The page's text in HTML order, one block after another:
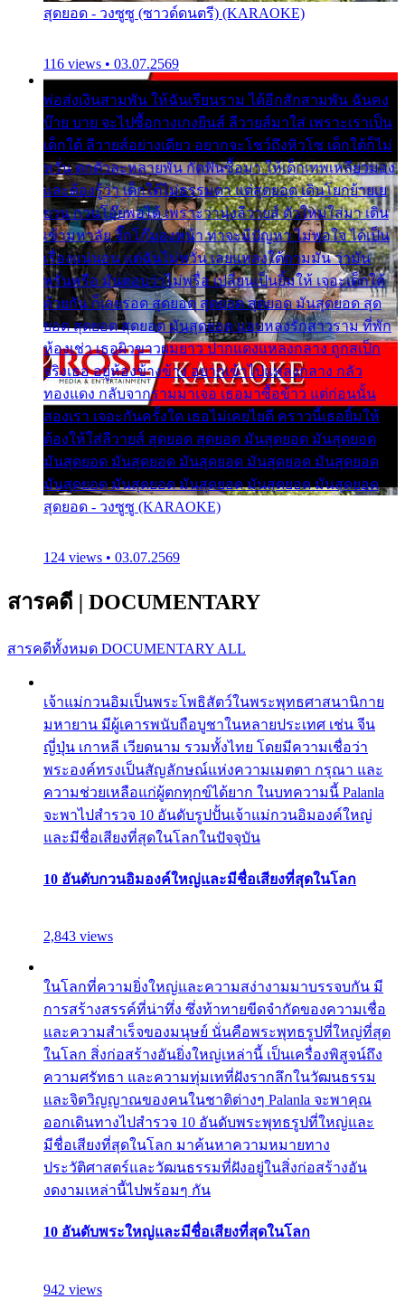
สุดยอด - วงซูซู (ซาวด์ดนตรี) (KARAOKE)
116 views • 03.07.2569
พ่อส่งเงินสามพัน ให้ฉันเรียนราม ได้อีกสักสามพัน ฉันคง
บ๊าย บาย จะไปซื้อกางเกงยีนส์ ลีวายส์มาใส่ เพราะเราเป็น
เด็กใต้ ลีวายส์อย่างเดียว อยากจะโชว์ถึงหิวโซ เด็กใต้ก็ไม่
หวั่น ตกตัวละหลายพัน กัดฟันซื้อมา ให้เด็กเทพเหลียวมอง
และต้องรู้ว่า เด็กใต้ไม่ธรรมดา แต่สุดยอด เดินโยกย้ายเย
ยวน กวนโอ๊ยพอได้ เพราะว่านุ่งลีวายส์ ตัวใหม่ใส่มา เดิน
เข้ามหาลัย จิ๊กโก๊มองหน้า ท่าจะมีปัญหา ไม่พอใจ ได้เป็น
เรื่องแน่นอน แต่ฉันไม่หวั่น เลยแหลงใต้ถามมัน ว่ามัน
พรั่นพรือ มันตอบว่าไม่พรื่อ เปลี่ยนเป็นยิ้มให้ เจอะเด็กใต้
ด้วยกัน ก็เลยรอด สุดยอด สุดยอด สุดยอด มันสุดยอด สุด
ยอด สุดยอด สุดยอด มันสุดยอด แอบหลงรักสาวราม ที่พัก
ห้องเช่า เธอผิวขาวผมยาว ปากแดงแหลงกลาง ถูกสเป็ก
จริงเธอ อยู่ห้องข้างข้าง อยากเข้าไปแหลงกลาง กลัว
ทองแดง กลับจากรามมาเจอ เธอมาซื้อข้าว แต่ก่อนนั้น
สองเรา เจอะกันครั้งใด เธอไม่เคยไยดี คราวนี้เธอยิ้มให้
ต้องให้ใส่ลีวายส์ สุดยอด สุดยอด มันสุดยอด มันสุดยอด
มันสุดยอด มันสุดยอด มันสุดยอด มันสุดยอด มันสุดยอด
มันสุดยอด มันสุดยอด มันสุดยอด มันสุดยอด มันสุดยอด
สุดยอด - วงซูซู (KARAOKE)
124 views • 03.07.2569
สารคดี | DOCUMENTARY
สารคดีทั้งหมด DOCUMENTARY ALL
เจ้าแม่กวนอิมเป็นพระโพธิสัตว์ในพระพุทธศาสนานิกาย
มหายาน มีผู้เคารพนับถือบูชาในหลายประเทศ เช่น จีน
ญี่ปุ่น เกาหลี เวียดนาม รวมทั้งไทย โดยมีความเชื่อว่า
พระองค์ทรงเป็นสัญลักษณ์แห่งความเมตตา กรุณา และ
ความช่วยเหลือแก่ผู้ตกทุกข์ได้ยาก ในบทความนี้ Palanla
จะพาไปสำรวจ 10 อันดับรูปปั้นเจ้าแม่กวนอิมองค์ใหญ่
และมีชื่อเสียงที่สุดในโลกในปัจจุบัน
10 อันดับกวนอิมองค์ใหญ่และมีชื่อเสียงที่สุดในโลก
2,843 views
ในโลกที่ความยิ่งใหญ่และความสง่างามมาบรรจบกัน มี
การสร้างสรรค์ที่น่าทึ่ง ซึ่งท้าทายขีดจำกัดของความเชื่อ
และความสำเร็จของมนุษย์ นั่นคือพระพุทธรูปที่ใหญ่ที่สุด
ในโลก สิ่งก่อสร้างอันยิ่งใหญ่เหล่านี้ เป็นเครื่องพิสูจน์ถึง
ความศรัทธา และความทุ่มเทที่ฝังรากลึกในวัฒนธรรม
และจิตวิญญาณของคนในชาติต่างๆ Palanla จะพาคุณ
ออกเดินทางไปสำรวจ 10 อันดับพระพุทธรูปที่ใหญ่และ
มีชื่อเสียงที่สุดในโลก มาค้นหาความหมายทาง
ประวัติศาสตร์และวัฒนธรรมที่ฝังอยู่ในสิ่งก่อสร้างอัน
งดงามเหล่านี้ไปพร้อมๆ กัน
10 อันดับพระใหญ่และมีชื่อเสียงที่สุดในโลก
942 views